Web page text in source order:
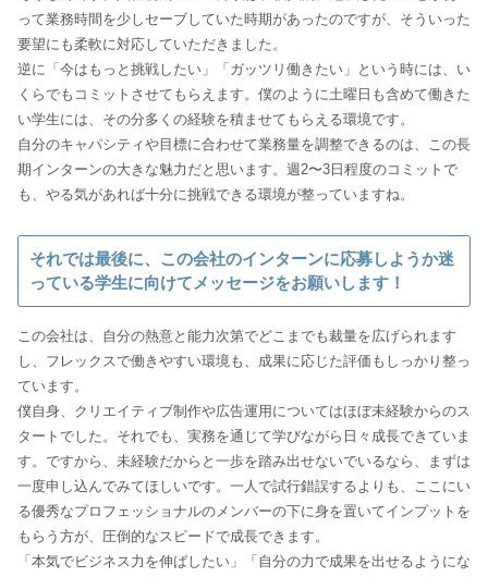
って業務時間を少しセーブしていた時期があったのですが、そういった
要望にも柔軟に対応していただきました。
逆に「今はもっと挑戦したい」「ガッツリ働きたい」という時には、い
くらでもコミットさせてもらえます。僕のように土曜日も含めて働きた
い学生には、その分多くの経験を積ませてもらえる環境です。
自分のキャパシティや目標に合わせて業務量を調整できるのは、この長
期インターンの大きな魅力だと思います。週2〜3日程度のコミットで
も、やる気があれば十分に挑戦できる環境が整っていますね。
それでは最後に、この会社のインターンに応募しようか迷
っている学生に向けてメッセージをお願いします！
この会社は、自分の熱意と能力次第でどこまでも裁量を広げられます
し、フレックスで働きやすい環境も、成果に応じた評価もしっかり整っ
ています。
僕自身、クリエイティブ制作や広告運用についてはほぼ未経験からのス
タートでした。それでも、実務を通じて学びながら日々成長できていま
す。ですから、未経験だからと一歩を踏み出せないでいるなら、まずは
一度申し込んでみてほしいです。一人で試行錯誤するよりも、ここにい
る優秀なプロフェッショナルのメンバーの下に身を置いてインプットを
もらう方が、圧倒的なスピードで成長できます。
「本気でビジネス力を伸ばしたい」「自分の力で成果を出せるようにな